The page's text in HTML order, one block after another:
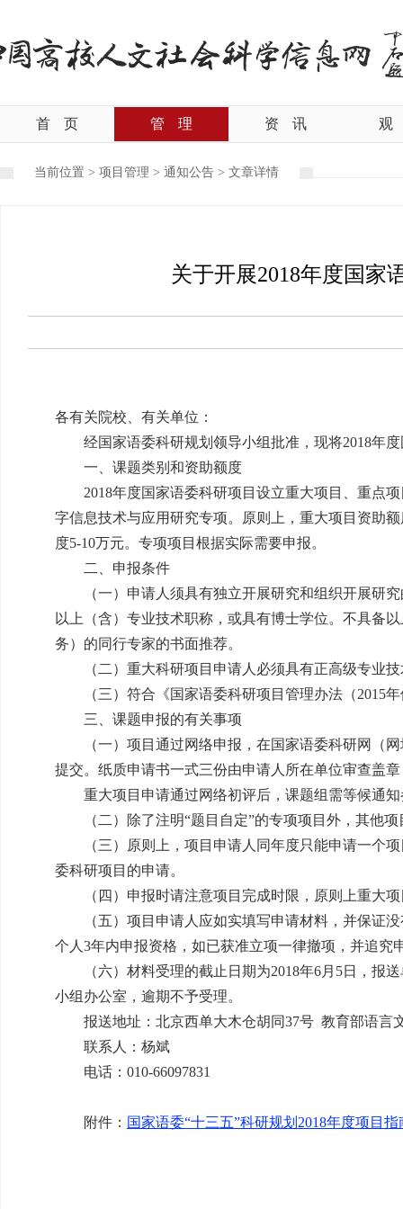
首 页 管 理 资 讯 观
当前位置 > 项目管理 > 通知公告 > 文章详情
关于开展2018年度国家
各有关院校、有关单位：
经国家语委科研规划领导小组批准，现将2018年度
一、课题类别和资助额度
2018年度国家语委科研项目设立重大项目、重点项
字信息技术与应用研究专项。原则上，重大项目资助
度5-10万元。专项项目根据实际需要申报。
二、申报条件
（一）申请人须具有独立开展研究和组织开展研究
以上（含）专业技术职称，或具有博士学位。不具备
务）的同行专家的书面推荐。
（二）重大科研项目申请人必须具有正高级专业技
（三）符合《国家语委科研项目管理办法（2015年
三、课题申报的有关事项
（一）项目通过网络申报，在国家语委科研网（网
提交。纸质申请书一式三份由申请人所在单位审查盖
重大项目申请通过网络初评后，课题组需等候通知
（二）除了注明“题目自定”的专项项目外，其他项
（三）原则上，项目申请人同年度只能申请一个项
委科研项目的申请。
（四）申报时请注意项目完成时限，原则上重大项
（五）项目申请人应如实填写申请材料，并保证没
个人3年内申报资格，如已获准立项一律撤项，并追究
（六）材料受理的截止日期为2018年6月5日，报送
小组办公室，逾期不予受理。
报送地址：北京西单大木仓胡同37号 教育部语言
联系人：杨斌
电话：010-66097831
附件： 国家语委“十三五”科研规划2018年度项目